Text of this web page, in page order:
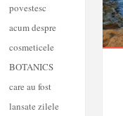
povestesc
acum despre
cosmeticele
BOTANICS
care au fost
lansate zilele